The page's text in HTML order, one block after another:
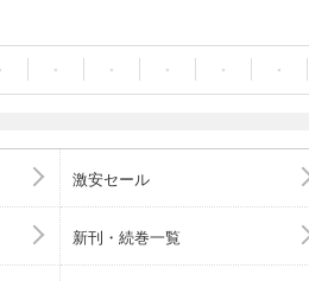
移ろう四季を背景に描かれる、若き画家の才
『楽園のカンヴァス』の著者、新境地の衝撃作。
・ ・ ・ ・ ・ ・
激安セール
新刊・続巻一覧